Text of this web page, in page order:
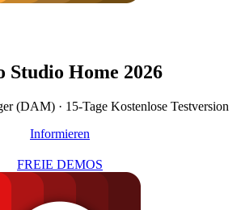
Studio Home 2026
(DAM) · 15-Tage Kostenlose Testversion
Informieren
FREIE DEMOS